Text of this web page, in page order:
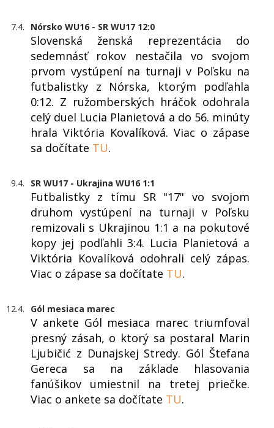
7.4. Nórsko WU16 - SR WU17 12:0
Slovenská ženská reprezentácia do
sedemnásť rokov nestačila vo svojom
prvom vystúpení na turnaji v Poľsku na
futbalistky z Nórska, ktorým podľahla
0:12. Z ružomberských hráčok odohrala
celý duel Lucia Planietová a do 56. minúty
hrala Viktória Kovalíková. Viac o zápase
sa dočítate TU.
9.4. SR WU17 - Ukrajina WU16 1:1
Futbalistky z tímu SR "17" vo svojom
druhom vystúpení na turnaji v Poľsku
remizovali s Ukrajinou 1:1 a na pokutové
kopy jej podľahli 3:4. Lucia Planietová a
Viktória Kovalíková odohrali celý zápas.
Viac o zápase sa dočítate TU.
12.4. Gól mesiaca marec
V ankete Gól mesiaca marec triumfoval
presný zásah, o ktorý sa postaral Marin
Ljubičić z Dunajskej Stredy. Gól Štefana
Gereca sa na základe hlasovania
fanúšikov umiestnil na tretej priečke.
Viac o ankete sa dočítate TU.